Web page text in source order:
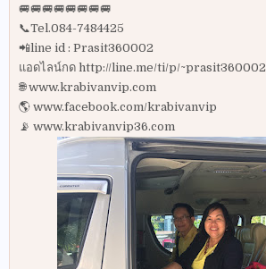
🚐🚐🚐🚐🚐🚐🚐🚐
📞Tel.084-7484425
📲line id : Prasit360002
แอดไลน์กด http://line.me/ti/p/~prasit360002
🌐 www.krabivanvip.com
🌎 www.facebook.com/krabivanvip
📡 www.krabivanvip36.com